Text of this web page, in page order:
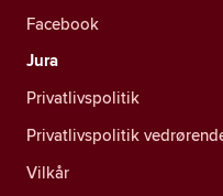
Facebook
Jura
Privatlivspolitik
Privatlivspolitik
Vilkår